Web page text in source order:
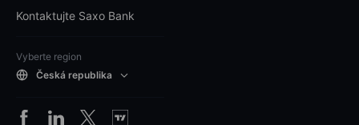
Kontaktujte Saxo Bank
Vyberte region
Česká republika